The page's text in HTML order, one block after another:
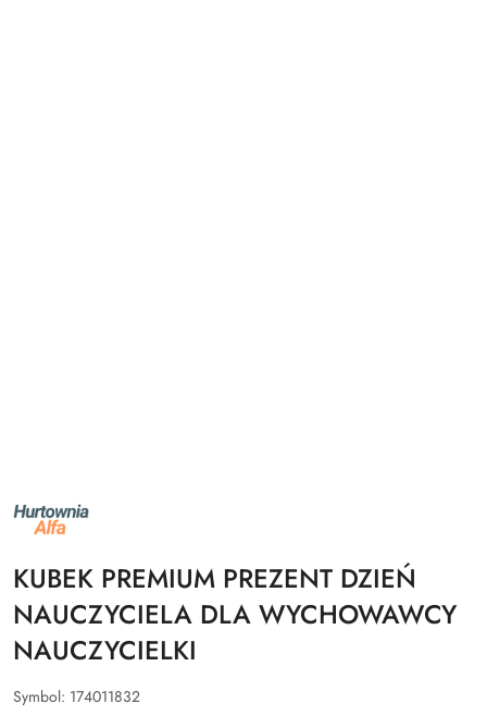
NAZWA
PRODUCENTA:
ALFA
KUBEK PREMIUM PREZENT DZIEŃ
NAUCZYCIELA DLA WYCHOWAWCY
NAUCZYCIELKI
Symbol: 174011832